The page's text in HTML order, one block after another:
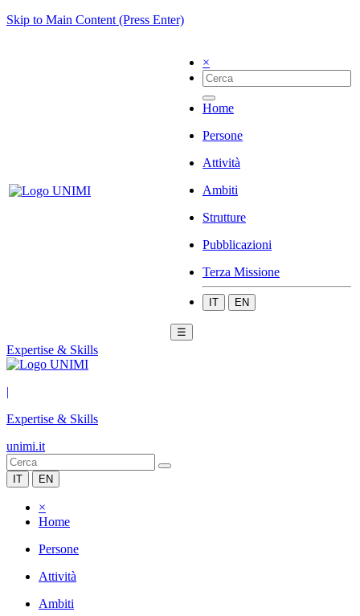
Skip to Main Content (Press Enter)
×
Home
Persone
Attività
Ambiti
Strutture
Pubblicazioni
Terza Missione
IT EN
☰
Expertise & Skills
|
Expertise & Skills
unimi.it
IT EN
×
Home
Persone
Attività
Ambiti